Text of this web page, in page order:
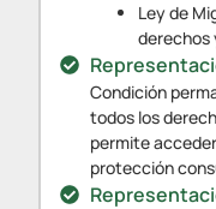
Ley de
derechos
Condición
todos los
permite
protección